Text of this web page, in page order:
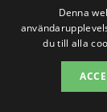
Lur
Kville
Hälsö
Denna
du till alla